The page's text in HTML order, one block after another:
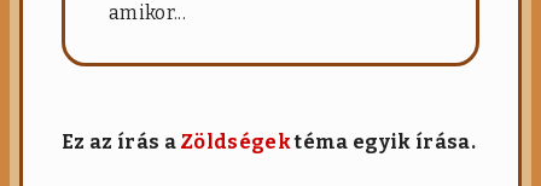
amikor...
Ez az írás a Zöldségektéma egyik írása.